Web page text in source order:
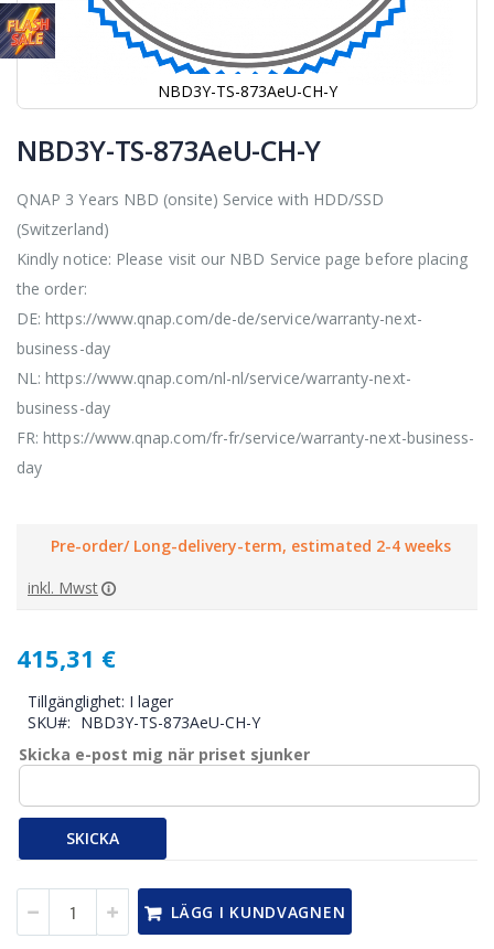
NBD3Y-TS-873AeU-CH-Y
till
början
bildgalleriet
NBD3Y-TS-873AeU-CH-Y
QNAP 3 Years NBD (onsite) Service with HDD/SSD
(Switzerland)
Kindly notice: Please visit our NBD Service page before placing
the order:
DE: https://www.qnap.com/de-de/service/warranty-next-
business-day
NL: https://www.qnap.com/nl-nl/service/warranty-next-
business-day
FR: https://www.qnap.com/fr-fr/service/warranty-next-business-
day
Pre-order/ Long-delivery-term, estimated 2-4 weeks
inkl. Mwst
415,31 €
Tillgänglighet: I lager
SKU
NBD3Y-TS-873AeU-CH-Y
Skicka e-post mig när priset sjunker
SKICKA
LÄGG I KUNDVAGNEN